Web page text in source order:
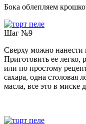
Бока облепляем
Шаг №9
Сверху можно нанести
Приготовить ее легко,
или по простому
сахара, одна столовая
масла, все это в миске